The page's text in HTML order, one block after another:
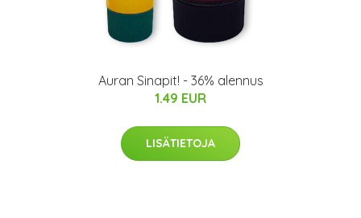
Auran Sinapit! - 36% alennus
1.49 EUR
LISÄTIETOJA